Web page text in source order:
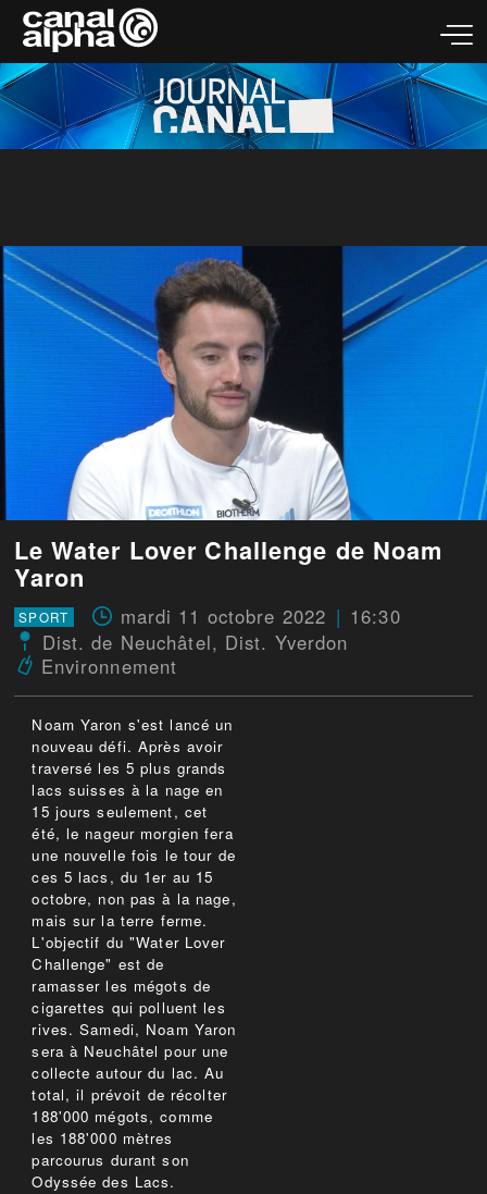
Le Water Lover Challenge de Noam
Yaron
SPORT mardi 11 octobre 2022
16:30
Dist. de Neuchâtel, Dist. Yverdon
Environnement
Noam Yaron s'est lancé un
nouveau défi. Après avoir
traversé les 5 plus grands
lacs suisses à la nage en
15 jours seulement, cet
été, le nageur morgien fera
une nouvelle fois le tour de
ces 5 lacs, du 1er au 15
octobre, non pas à la nage,
mais sur la terre ferme.
L'objectif du "Water Lover
Challenge" est de
ramasser les mégots de
cigarettes qui polluent les
rives. Samedi, Noam Yaron
sera à Neuchâtel pour une
collecte autour du lac. Au
total, il prévoit de récolter
188'000 mégots, comme
les 188'000 mètres
parcourus durant son
Odyssée des Lacs.